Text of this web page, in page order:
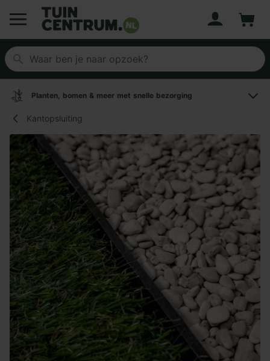
Logo Tuincentrum.nl
Planten, bomen & meer met snelle bezorging
Kantopsluiting